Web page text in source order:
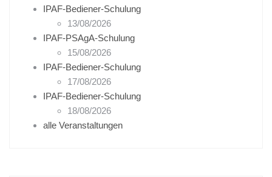
IPAF-Bediener-Schulung
13/08/2026
IPAF-PSAgA-Schulung
15/08/2026
IPAF-Bediener-Schulung
17/08/2026
IPAF-Bediener-Schulung
18/08/2026
alle Veranstaltungen